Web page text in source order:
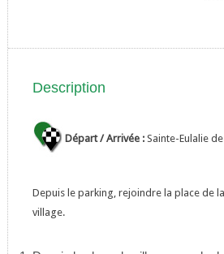
Description
Départ / Arrivée : Sainte-Eulalie
Depuis le parking, rejoindre la place de
village.